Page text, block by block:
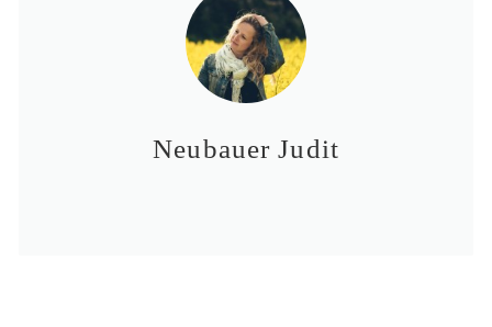
Neubauer Judit